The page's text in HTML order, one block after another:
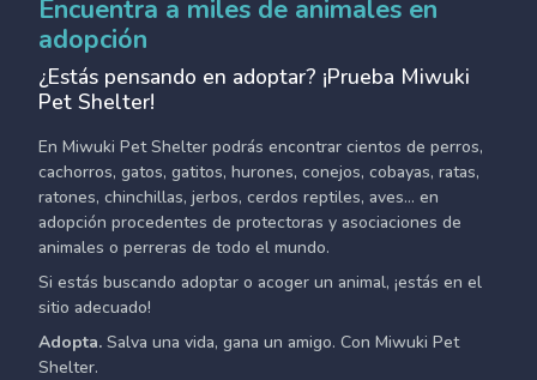
Encuentra a miles de animales en
adopción
¿Estás pensando en adoptar? ¡Prueba Miwuki
Pet Shelter!
En Miwuki Pet Shelter podrás encontrar cientos de perros,
cachorros, gatos, gatitos, hurones, conejos, cobayas, ratas,
ratones, chinchillas, jerbos, cerdos reptiles, aves... en
adopción procedentes de protectoras y asociaciones de
animales o perreras de todo el mundo.
Si estás buscando adoptar o acoger un animal, ¡estás en el
sitio adecuado!
Adopta. Salva una vida, gana un amigo. Con Miwuki Pet
Shelter.